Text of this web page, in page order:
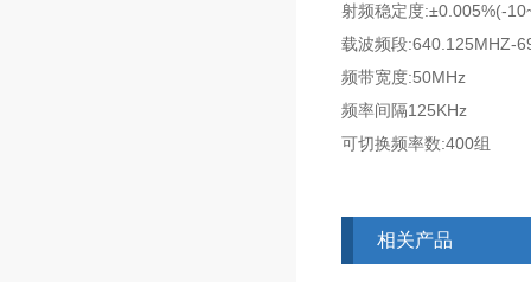
射频稳定度:±0.005%(-
载波频段:640.125MHZ-
频带宽度:50MHz
频率间隔125KHz
可切换频率数:400组
相关产品